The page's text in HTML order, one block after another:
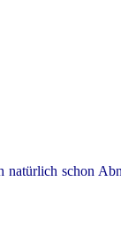
schon